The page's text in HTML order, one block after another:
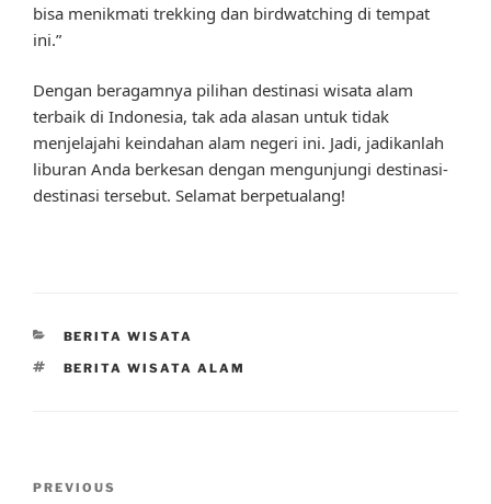
bisa menikmati trekking dan birdwatching di tempat
ini.”
Dengan beragamnya pilihan destinasi wisata alam
terbaik di Indonesia, tak ada alasan untuk tidak
menjelajahi keindahan alam negeri ini. Jadi, jadikanlah
liburan Anda berkesan dengan mengunjungi destinasi-
destinasi tersebut. Selamat berpetualang!
CATEGORIES
BERITA WISATA
TAGS
BERITA WISATA ALAM
Previous
PREVIOUS